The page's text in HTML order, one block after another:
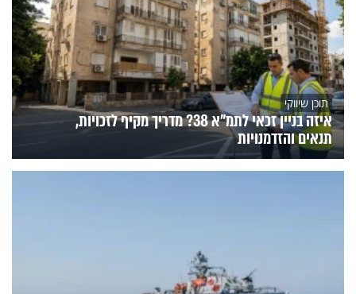
תוכן שיווקי
איזה בניין זכאי לתמ"א 38? מדריך מקיף לזכויות,
תנאים והזדמנויות